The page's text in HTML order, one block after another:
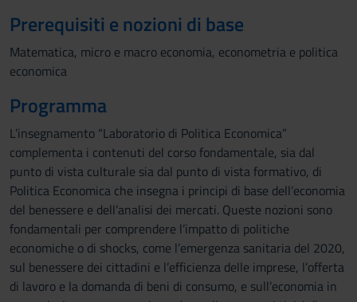
Prerequisiti e nozioni di base
Matematica, micro e macro economia, econometria e politica
economica
Programma
L’insegnamento “Laboratorio di Politica Economica”
complementa i contenuti del corso fondamentale, sia dal
punto di vista culturale sia dal punto di vista formativo, di
Politica Economica che insegna i principi di base dell’economia
del benessere e dell’analisi dei mercati. Queste nozioni sono
fondamentali per comprendere l’impatto di politiche
economiche o di shocks, come l’emergenza sanitaria del 2020,
sul benessere dei cittadini e l’efficienza delle imprese, l’offerta
di lavoro e la domanda di beni di consumo, e sull’economia in